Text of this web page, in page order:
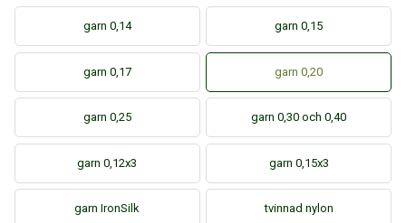
garn 0,14 garn 0,15
garn 0,17 garn 0,20
garn 0,25 garn 0,30 och 0,40
garn 0,12x3 garn 0,15x3
garn IronSilk tvinnad nylon